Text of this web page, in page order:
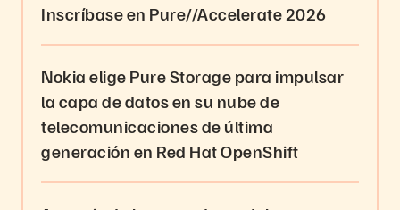
Inscríbase en Pure//Accelerate 2026
Nokia elige Pure Storage para impulsar
la capa de datos en su nube de
telecomunicaciones de última
generación en Red Hat OpenShift